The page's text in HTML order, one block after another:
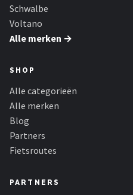
Schwalbe
Voltano
Alle merken →
SHOP
Alle categorieën
Alle merken
Blog
Partners
Fietsroutes
PARTNERS